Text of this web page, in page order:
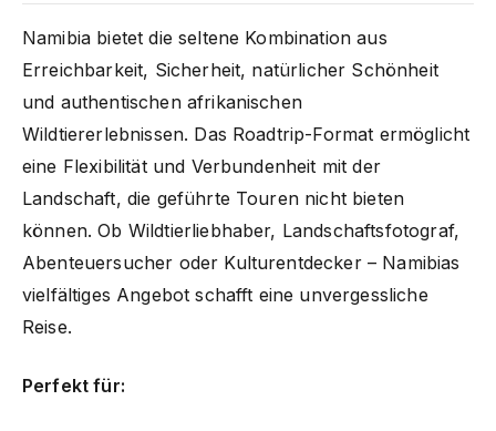
Namibia bietet die seltene Kombination aus
Erreichbarkeit, Sicherheit, natürlicher Schönheit
und authentischen afrikanischen
Wildtiererlebnissen. Das Roadtrip-Format ermöglicht
eine Flexibilität und Verbundenheit mit der
Landschaft, die geführte Touren nicht bieten
können. Ob Wildtierliebhaber, Landschaftsfotograf,
Abenteuersucher oder Kulturentdecker – Namibias
vielfältiges Angebot schafft eine unvergessliche
Reise.
Perfekt für: